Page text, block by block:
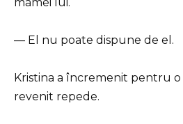
— El nu poate dispune de el.
Kristina a încremenit pentru o
revenit repede.